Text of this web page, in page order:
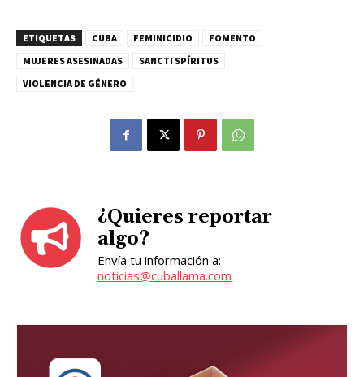
ETIQUETAS CUBA FEMINICIDIO
FOMENTO
MUJERES ASESINADAS
SANCTI SPÍRITUS
VIOLENCIA DE GÉNERO
¿Quieres reportar
algo?
Envía tu información a:
noticias@cuballama.com